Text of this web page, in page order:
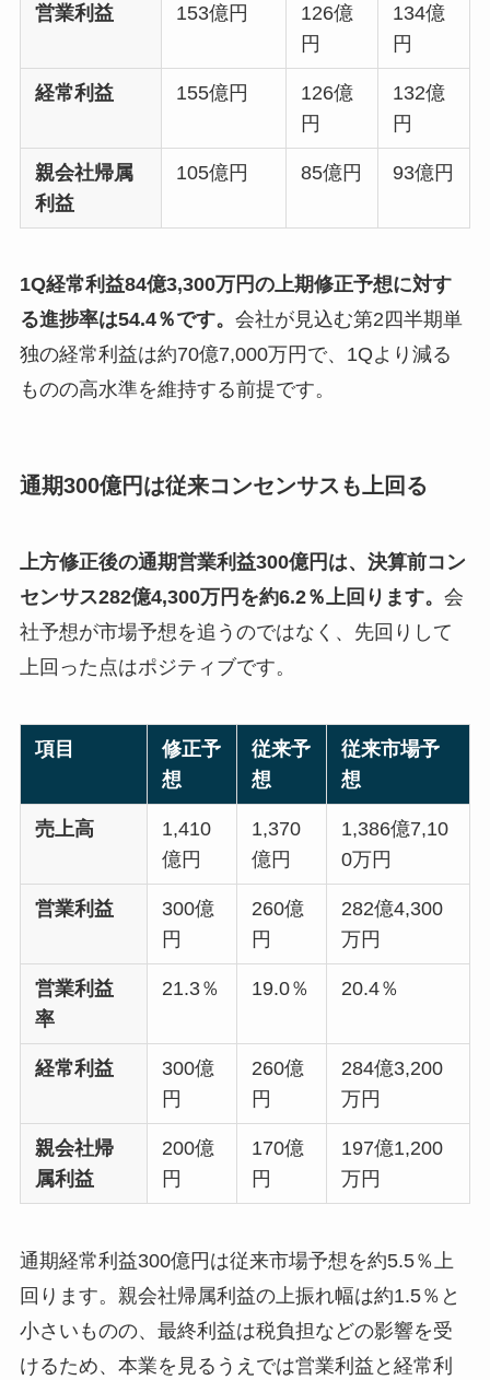
営業利益 153億円
126億
円
134億
円
経常利益 155億円
126億
円
132億
円
親会社帰属
利益
105億円 85億円 93億円
1Q経常利益84億3,300万円の上期修正予想に対す
る進捗率は54.4％です。 会社が見込む第2四半期単
独の経常利益は約70億7,000万円で、1Qより減る
ものの高水準を維持する前提です。
通期300億円は従来コンセンサスも上回る
上方修正後の通期営業利益300億円は、決算前コン
センサス282億4,300万円を約6.2％上回ります。 会
社予想が市場予想を追うのではなく、先回りして
上回った点はポジティブです。
項目
修正予
想
従来予
想
従来市場予
想
売上高
1,410
億円
1,370
億円
1,386億7,10
0万円
営業利益
300億
円
260億
円
282億4,300
万円
営業利益
率
21.3％ 19.0％ 20.4％
経常利益
300億
円
260億
円
284億3,200
万円
親会社帰
属利益
200億
円
170億
円
197億1,200
万円
通期経常利益300億円は従来市場予想を約5.5％上
回ります。親会社帰属利益の上振れ幅は約1.5％と
小さいものの、最終利益は税負担などの影響を受
けるため、本業を見るうえでは営業利益と経常利